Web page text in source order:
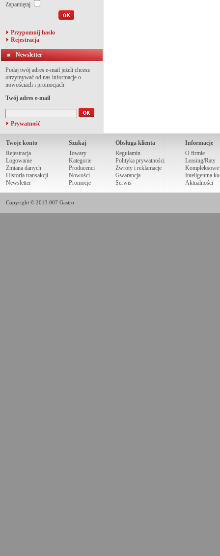
Zapamiętaj
Przypomnij hasło
Rejestracja
Newsletter
Podaj twój adres e-mail jeżeli chcesz
otrzymywać od nas informacje o
nowościach i promocjach
Twój adres e-mail
Prywatność
Twoje konto
Rejestracja
Logowanie
Zmiana danych
Historia transakcji
Newsletter
Szukaj
Towary
Kategorie
Producenci
Nowości
Promocje
Obsługa klienta
Regulamin
Polityka prywatności
Zwroty i reklamacje
Gwarancja
Serwis
Informacje
O firmie
Leasing/Raty
Kompleksowe
Inteligentna
Aktualności
Copyright © 2013 007 Gastro